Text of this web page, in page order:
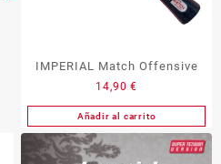
IMPERIAL Match Offensive
14,90€
Añadir al carrito